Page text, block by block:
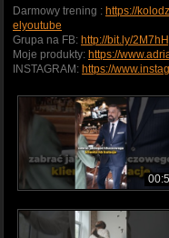
Darmowy trening : https://
elyoutube
Grupa na FB: http://bit.ly/
Moje produkty: https://
INSTAGRAM: https://